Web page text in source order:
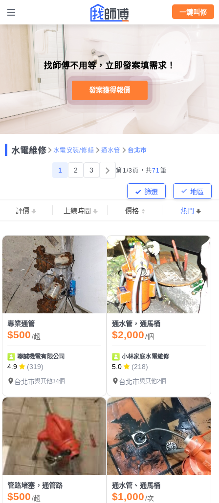
一鍵叫修
找師傅不用等，立即發案填需求！
發案獲得報價
水電維修 水電安裝/修繕 通水管 台北市
1 2 3 第1/3頁， 共71 筆
地區
篩選
評價 上線時間 價格 熱門
專業通管
$500/趟
聯誠機電有限公司
4.9
(319)
台北市與其他34個
通水管，通馬桶
$2,000/個
小林家庭水電維修
5.0
(218)
台北市與其他2個
管路堵塞，通管路
$500/趟
通水管、通馬桶
$1,000/次